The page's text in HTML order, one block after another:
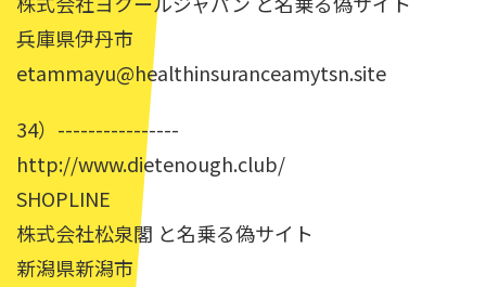
兵庫県伊丹市
etammayu@healthinsuranceamytsn.site
34）----------------
http://www.dietenough.club/
SHOPLINE
株式会社松泉閣 と名乗る偽サイト
新潟県新潟市